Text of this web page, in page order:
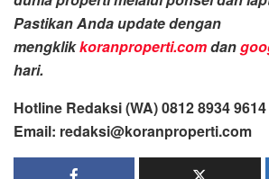
Pastikan Anda update dengan
mengklikkoranproperti.comdan
hari.
Hotline Redaksi (WA) 0812 8934 9614
Email: redaksi@koranproperti.com